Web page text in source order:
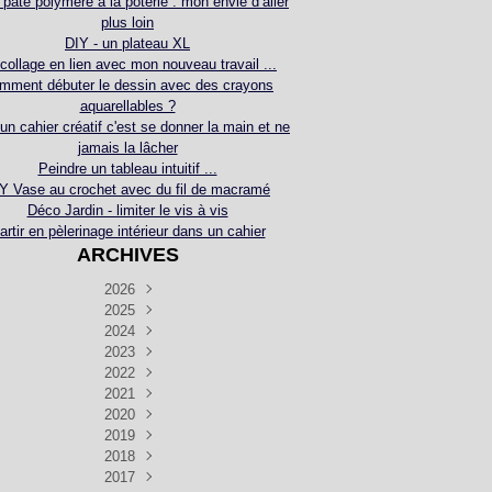
plus loin
DIY - un plateau XL
en lien avec mon nouveau travail ...
débuter le dessin avec des crayons
aquarellables ?
cahier créatif c'est se donner la main et ne
jamais la lâcher
Peindre un tableau intuitif ...
Vase au crochet avec du fil de macramé
Déco Jardin - limiter le vis à vis
en pèlerinage intérieur dans un cahier
ARCHIVES
2026
Juillet(5)
Juin
(4)
Mai
(3)
Avril
(3)
Mars
(3)
Janvier(1)
2025
Décembre
Novembre
Octobre
Septembre
Août
(1)
Juillet(2)
Juin
(1)
Mai
(1)
2024
Décembre
Novembre
Octobre
Septembre
Août
(2)
Juillet(4)
Juin
(4)
2023
Décembre
Novembre
Octobre
Septembre
Août
(2)
Juillet(1)
2022
Décembre
Novembre
Octobre
Septembre
Août
(4)
2021
Décembre
Novembre
Septembre
Août
(2)
2020
Décembre
Novembre
Octobre
2019
Décembre
Novembre
2018
Décembre
2017